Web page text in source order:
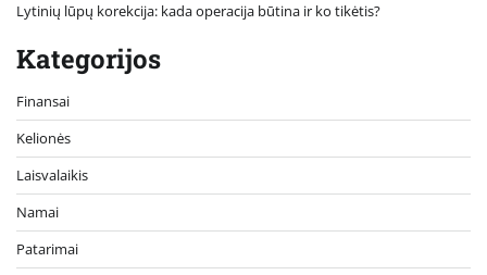
Lytinių lūpų korekcija: kada operacija būtina ir ko tikėtis?
Kategorijos
Finansai
Kelionės
Laisvalaikis
Namai
Patarimai